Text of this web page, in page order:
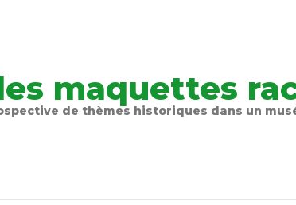
maquettes
de thèmes historiques dans un